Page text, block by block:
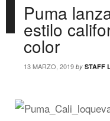
Puma
estilo
color
13 MARZO, 2019 by STAFF